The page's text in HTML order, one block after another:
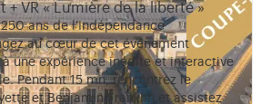
+ VR « Lumière de la liberté »
ans de l'Indépendance
au cœur de cet événement
une expérience inédite et interactive
Pendant 15 mn, rencontrez le
et Benjamin Franklin et assistez